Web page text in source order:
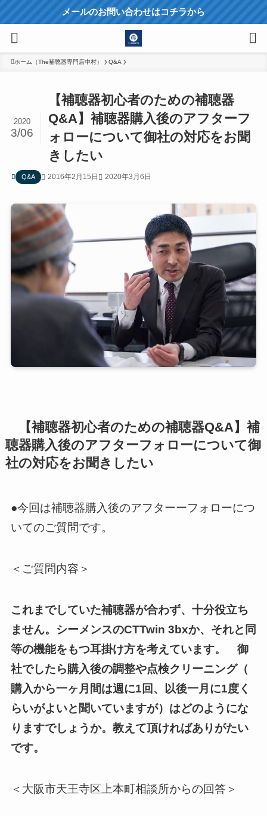
メールのお問い合わせはコチラから
ホーム（The補聴器専門店中村） Q&A
【補聴器初心者のための補聴器
Q&A】補聴器購入後のアフターフ
ォローについて御社の対応をお聞
きしたい
2020
3/06
Q&A 2016年2月15日 2020年3月6日
【補聴器初心者のための補聴器Q&A】補
聴器購入後のアフターフォローについて御
社の対応をお聞きしたい
●今回は補聴器購入後のアフターーフォローにつ
いてのご質問です。
＜ご質問内容＞
これまでしていた補聴器が合わず、十分役立ち
ません。 シーメンスのCTTwin 3bxか、それと同
等の機能をもつ耳掛け方を考えています。 御
社でしたら購入後の調整や点検クリーニング（
購入から一ヶ月間は週に1回、
以後一月に1度く
らいがよいと聞いていますが） はどのようにな
りますでしょうか。 教えて頂ければありがたい
です。
＜大阪市天王寺区上本町相談所からの回答＞